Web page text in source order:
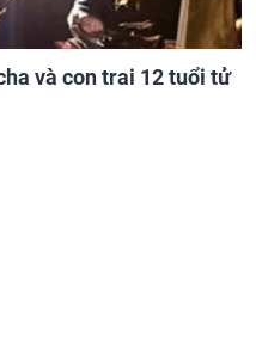
và con trai 12 tuổi tử